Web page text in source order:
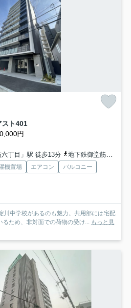
ト401
円
丁目」駅 徒歩13分
地下鉄御堂筋線「中津」駅 徒歩13分
機置場 エアコン
バルコニー
川中学校があるのも魅力。共用部には宅配
ため、非対面での荷物の受け... もっと見